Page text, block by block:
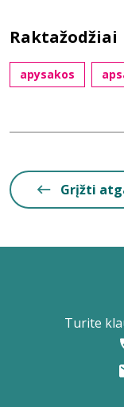
Raktažodžiai
apysakos
Grįžti
Turite